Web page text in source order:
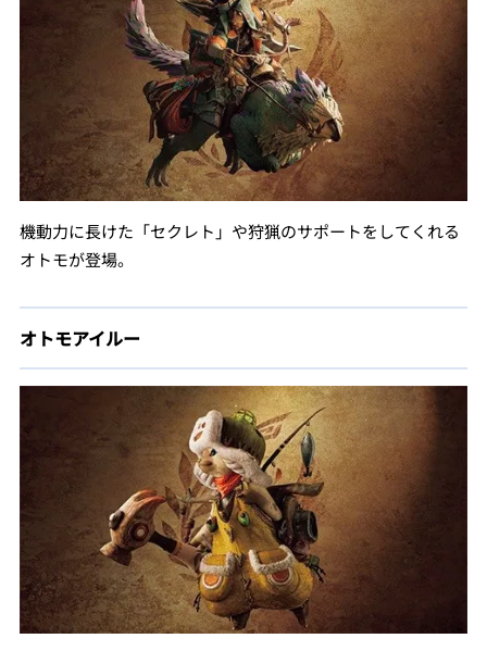
機動力に長けた「セクレト」や狩猟のサポートをしてくれる
オトモが登場。
オトモアイルー